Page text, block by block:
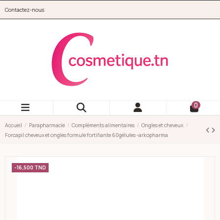
Contactez-nous
0
Accueil Parapharmacie Compléments alimentaires
Ongles et cheveux
Forcapil cheveux et ongles formule fortifiante 60gélules -arkopharma
-16,500 TND